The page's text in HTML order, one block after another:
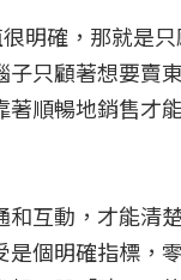
很明確，那就是
子只顧著想要賣
著順暢地銷售才
和互動，才能清
個明確指標，